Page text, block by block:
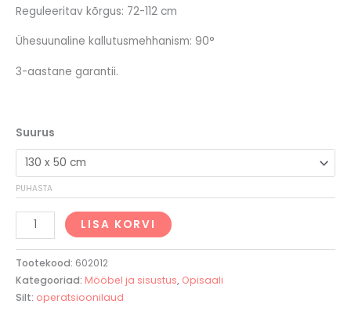
Reguleeritav kõrgus: 72-112 cm
Ühesuunaline kallutusmehhanism: 90°
3-aastane garantii.
Suurus
PUHASTA
LISA KORVI
Tootekood: 602012
Kategooriad: Mööbel ja sisustus, Opisaali
Silt: operatsioonilaud